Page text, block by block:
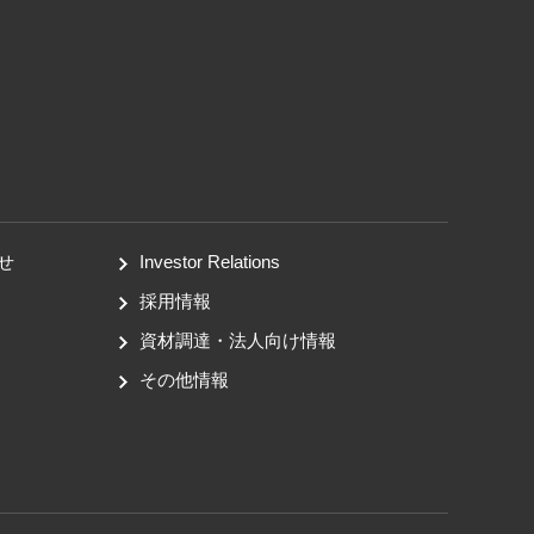
Investor Relations
採用情報
資材調達・法人向け情報
その他情報